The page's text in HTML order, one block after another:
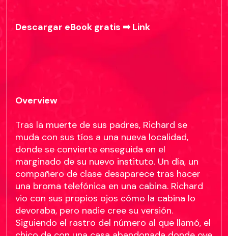
Descargar eBook gratis ➡Link
Overview
Tras la muerte de sus padres, Richard se
muda con sus tíos a una nueva localidad,
donde se convierte enseguida en el
marginado de su nuevo instituto. Un día, un
compañero de clase desaparece tras hacer
una broma telefónica en una cabina. Richard
vio con sus propios ojos cómo la cabina lo
devoraba, pero nadie cree su versión.
Siguiendo el rastro del número al que llamó, el